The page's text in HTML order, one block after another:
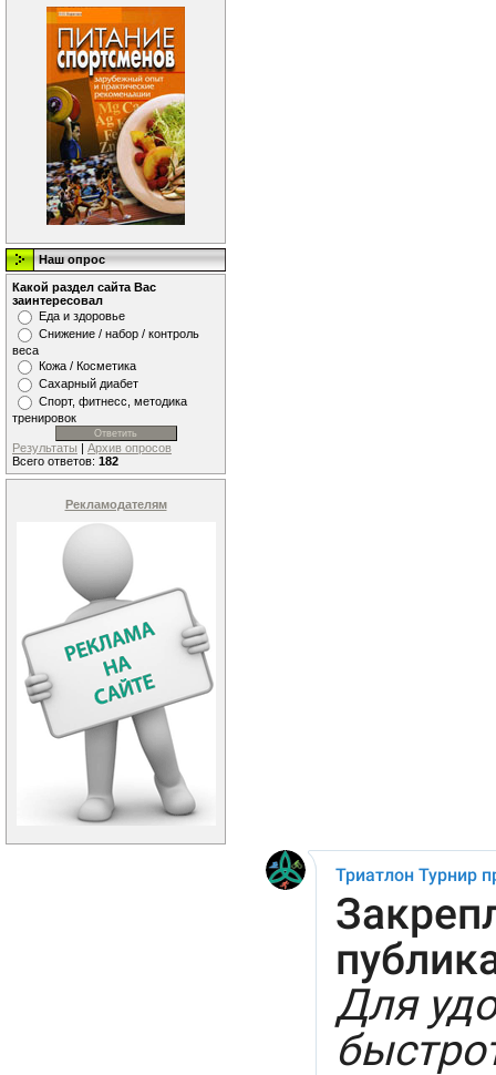
Наш опрос
Какой раздел сайта Вас
заинтересовал
Еда и здоровье
Снижение / набор / контроль
веса
Кожа / Косметика
Сахарный диабет
Спорт, фитнесс, методика
тренировок
Результаты | Архив опросов
Всего ответов: 182
Рекламодателям